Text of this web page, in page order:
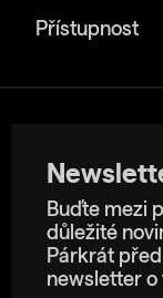
Přístupnost
Buďte mezi
důležité
Párkrát
newsletter o